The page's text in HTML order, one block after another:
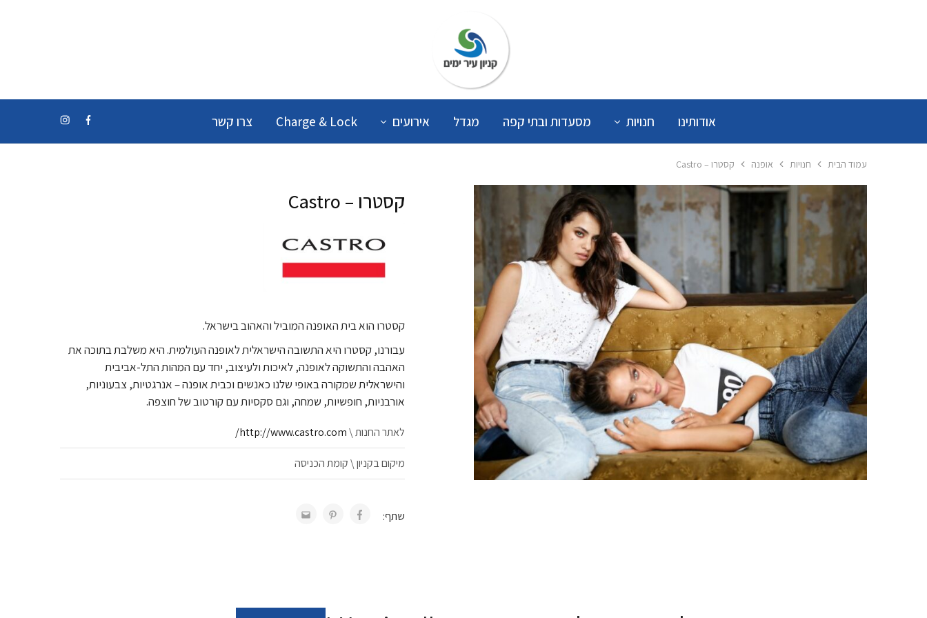
קניון
עיר
ימים
אודותינו חנויות מסעדות ובתי קפה מגדל אירועים Charge & Lock צרו קשר
עמוד הבית חנויות אופנה קסטרו – Castro
קסטרו – Castro
קסטרו הוא בית האופנה המוביל והאהוב בישראל.
עבורנו, קסטרו היא התשובה הישראלית לאופנה העולמית. היא משלבת בתוכה את
האהבה והתשוקה לאופנה, לאיכות ולעיצוב, יחד עם המהות התל-אביבית
והישראלית שמקורה באופי שלנו כאנשים וכבית אופנה – אנרגטיות, צבעוניות,
אורבניות, חופשיות, שמחה, וגם סקסיות עם קורטוב של חוצפה.
לאתר החנות \http://www.castro.com/
מיקום בקניון \ קומת הכניסה
שתף: